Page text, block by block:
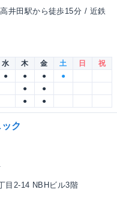
井田駅から徒歩15分 / 近鉄
水 木 金 土 日
祝
● ● ●
●
●
●
● ●
ク
目2-14 NBHビル3階